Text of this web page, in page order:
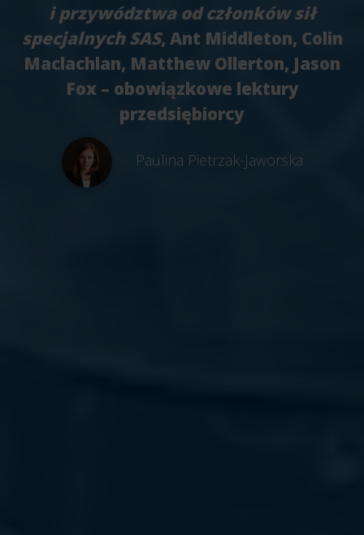
i przywództwa od członków sił
specjalnych SAS, Ant Middleton, Colin
Maclachlan, Matthew Ollerton, Jason
Fox – obowiązkowe lektury
przedsiębiorcy
Paulina Pietrzak-Jaworska